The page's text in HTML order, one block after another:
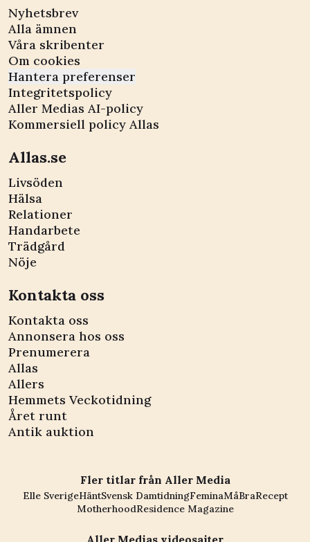
Nyhetsbrev
Alla ämnen
Våra skribenter
Om cookies
Hantera preferenser
Integritetspolicy
Aller Medias AI-policy
Kommersiell policy Allas
Allas.se
Livsöden
Hälsa
Relationer
Handarbete
Trädgård
Nöje
Kontakta oss
Kontakta oss
Annonsera hos oss
Prenumerera
Allas
Allers
Hemmets Veckotidning
Året runt
Antik auktion
Fler titlar från Aller Media
Elle SverigeHäntSvensk DamtidningFeminaMåBraRecept
MotherhoodResidence Magazine
Aller Medias videosajter